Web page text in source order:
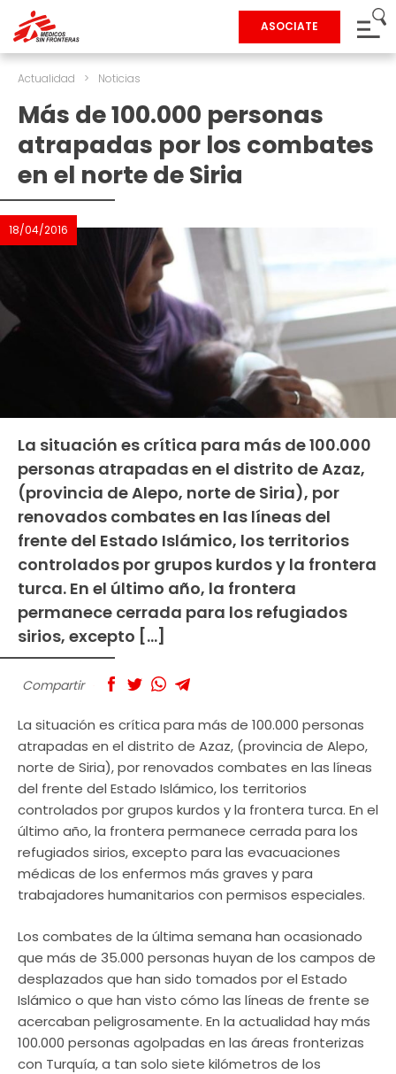
ASOCIATE
Actualidad > Noticias
Más de 100.000 personas
atrapadas por los combates
en el norte de Siria
18/04/2016
La situación es crítica para más de 100.000
personas atrapadas en el distrito de Azaz,
(provincia de Alepo, norte de Siria), por
renovados combates en las líneas del
frente del Estado Islámico, los territorios
controlados por grupos kurdos y la frontera
turca. En el último año, la frontera
permanece cerrada para los refugiados
sirios, excepto […]
Compartir
La situación es crítica para más de 100.000 personas
atrapadas en el distrito de Azaz, (provincia de Alepo,
norte de Siria), por renovados combates en las líneas
del frente del Estado Islámico, los territorios
controlados por grupos kurdos y la frontera turca. En el
último año, la frontera permanece cerrada para los
refugiados sirios, excepto para las evacuaciones
médicas de los enfermos más graves y para
trabajadores humanitarios con permisos especiales.
Los combates de la última semana han ocasionado
que más de 35.000 personas huyan de los campos de
desplazados que han sido tomados por el Estado
Islámico o que han visto cómo las líneas de frente se
acercaban peligrosamente. En la actualidad hay más
100.000 personas agolpadas en las áreas fronterizas
con Turquía, a tan solo siete kilómetros de los